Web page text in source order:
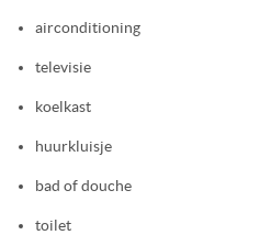
airconditioning
televisie
koelkast
huurkluisje
bad of douche
toilet